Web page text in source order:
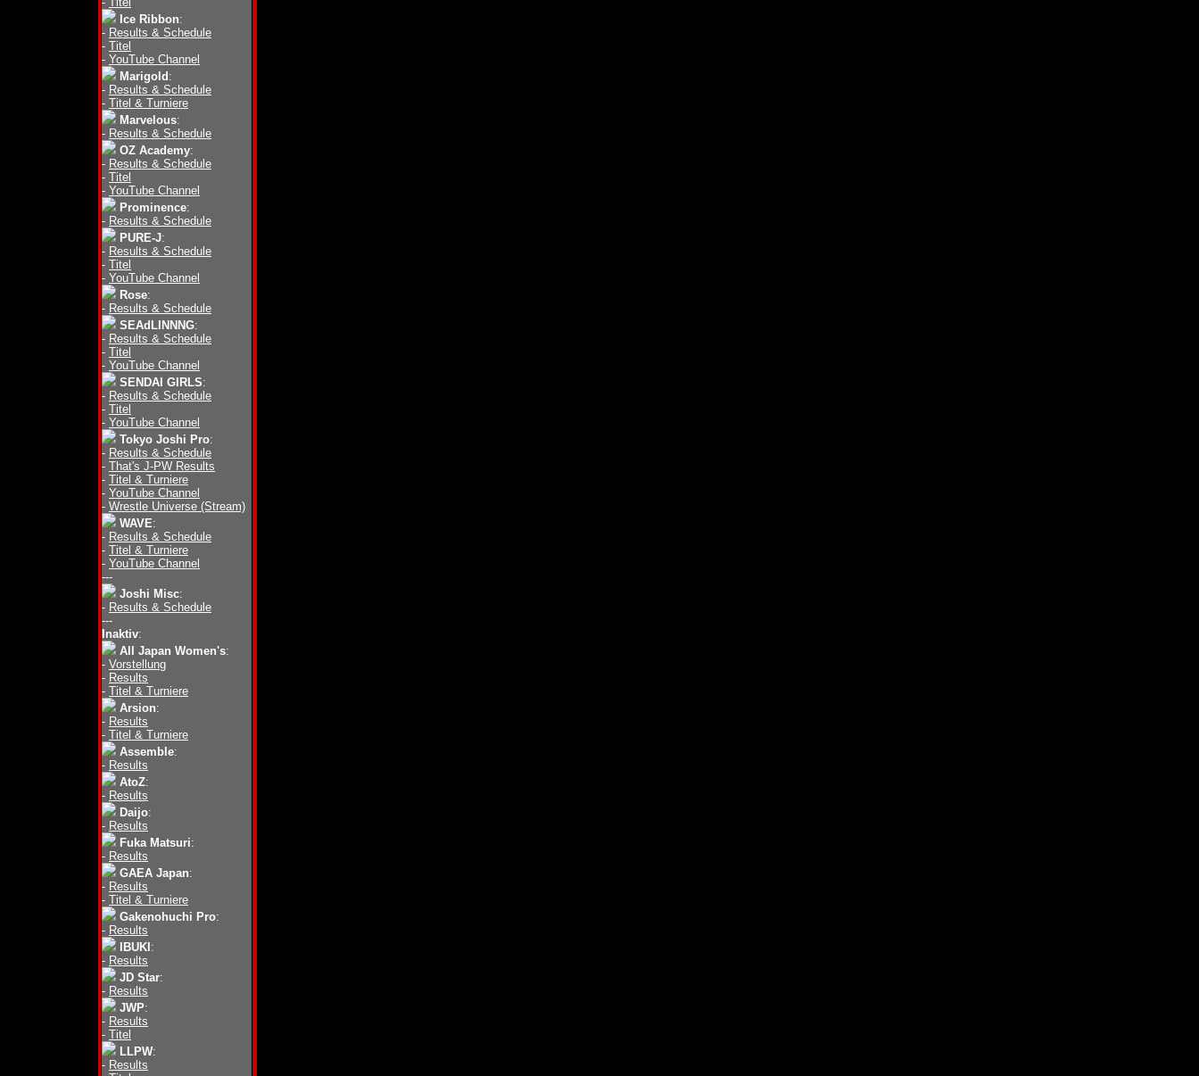
Ice Ribbon:
- Results & Schedule
- Titel
- YouTube Channel
Marigold :
- Results & Schedule
- Titel & Turniere
Marvelous:
- Results & Schedule
OZ Academy:
- Results & Schedule
- Titel
- YouTube Channel
Prominence:
- Results & Schedule
PURE-J:
- Results & Schedule
- Titel
- YouTube Channel
Rose:
- Results & Schedule
SEAdLINNNG:
- Results & Schedule
- Titel
- YouTube Channel
SENDAI GIRLS:
- Results & Schedule
- Titel
- YouTube Channel
Tokyo Joshi Pro:
- Results & Schedule
- That's J-PW Results
- Titel & Turniere
- YouTube Channel
- Wrestle Universe (Stream)
WAVE:
- Results & Schedule
- Titel & Turniere
- YouTube Channel
---
Joshi Misc:
- Results & Schedule
---
Inaktiv:
All Japan Women's:
- Vorstellung
- Results
- Titel & Turniere
Arsion:
- Results
- Titel & Turniere
Assemble:
- Results
AtoZ:
- Results
Daijo:
- Results
Fuka Matsuri:
- Results
GAEA Japan:
- Results
- Titel & Turniere
Gakenohuchi Pro:
- Results
IBUKI :
- Results
JD Star:
- Results
JWP:
- Results
- Titel
LLPW:
- Results